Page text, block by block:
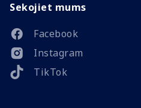
Sekojiet mums
Facebook
Instagram
TikTok